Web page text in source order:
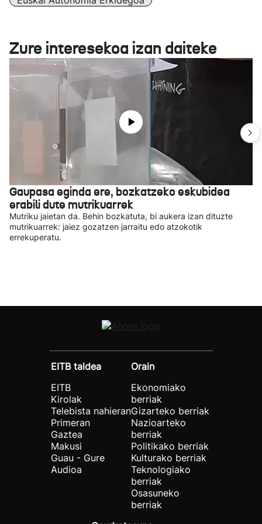
Zure interesekoa izan daiteke
Gaupasa eginda ere, bozkatzeko eskubidea
erabili dute mutrikuarrek
Mutriku jaietan da. Behin bozkatuta, bi aukera izan dituzte
mutrikuarrek: jaiez gozatzen jarraitu edo atzokotik
errekuperatu.
EITB taldea
EITB
Kirolak
Telebista nahieran
Primeran
Gaztea
Makusi
Guau - Gure
Audioa
Orain
Ekonomiako
berriak
Gizarteko berriak
Nazioarteko
berriak
Politikako berriak
Kulturako berriak
Teknologiako
berriak
Osasuneko
berriak